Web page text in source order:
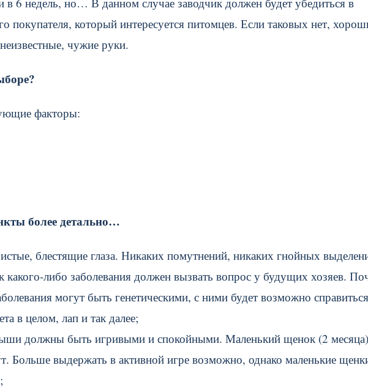
покупателя, который интересуется питомцев. Если таковых нет,
чужие руки.
факторы:
более детально…
блестящие глаза. Никаких помутнений, никаких гнойных
либо заболевания должен вызвать вопрос у будущих хозяев.
могут быть генетическими, с ними будет возможно
в целом, лап и так далее;
должны быть игривыми и спокойными. Маленький щенок (2 месяца)
Больше выдержать в активной игре возможно, однако маленькие